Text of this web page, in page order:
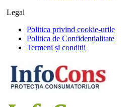
Legal
Politica privind cookie-urile
Politica de Confidențialitate
Termeni și condiții